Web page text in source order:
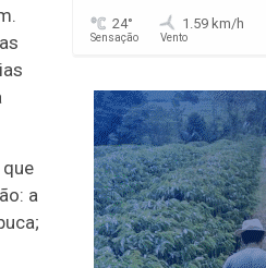
a
24°
Sensação
1.59 km/h
Vento